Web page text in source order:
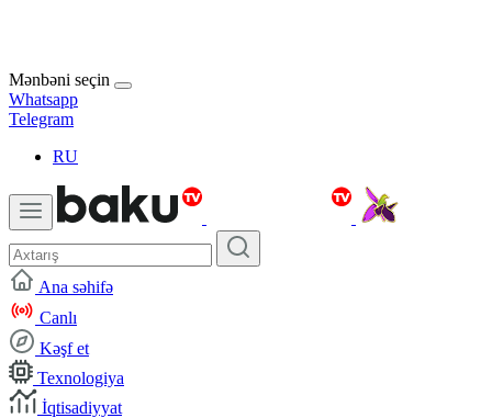
Mənbəni seçin
Whatsapp
Telegram
RU
Ana səhifə
Canlı
Kəşf et
Texnologiya
İqtisadiyyat